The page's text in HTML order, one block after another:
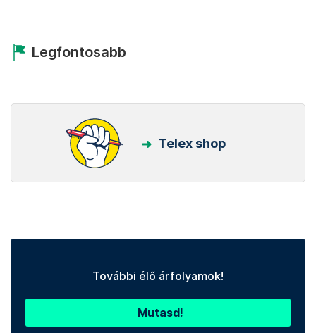
Legfontosabb
Telex shop
További élő árfolyamok!
Mutasd!